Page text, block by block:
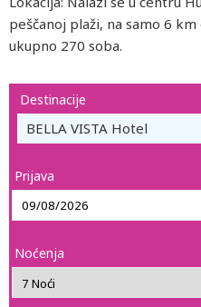
peščanoj plaži, na samo 6
ukupno 270 soba.
Destinacije
BELLA VISTA Hotel
Prijava
Noćenja